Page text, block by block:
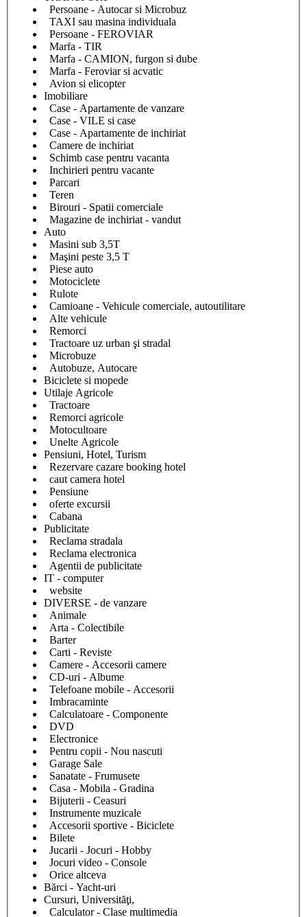
Persoane - Autocar si Microbuz
TAXI sau masina individuala
Persoane - FEROVIAR
Marfa - TIR
Marfa - CAMION, furgon si dube
Marfa - Feroviar si acvatic
Avion si elicopter
Imobiliare
Case - Apartamente de vanzare
Case - VILE si case
Case - Apartamente de inchiriat
Camere de inchiriat
Schimb case pentru vacanta
Inchirieri pentru vacante
Parcari
Teren
Birouri - Spatii comerciale
Magazine de inchiriat - vandut
Auto
Masini sub 3,5T
Maşini peste 3,5 T
Piese auto
Motociclete
Rulote
Camioane - Vehicule comerciale, autoutilitare
Alte vehicule
Remorci
Tractoare uz urban şi stradal
Microbuze
Autobuze, Autocare
Biciclete si mopede
Utilaje Agricole
Tractoare
Remorci agricole
Motocultoare
Unelte Agricole
Pensiuni, Hotel, Turism
Rezervare cazare booking hotel
caut camera hotel
Pensiune
oferte excursii
Cabana
Publicitate
Reclama stradala
Reclama electronica
Agentii de publicitate
IT - computer
website
DIVERSE - de vanzare
Animale
Arta - Colectibile
Barter
Carti - Reviste
Camere - Accesorii camere
CD-uri - Albume
Telefoane mobile - Accesorii
Imbracaminte
Calculatoare - Componente
DVD
Electronice
Pentru copii - Nou nascuti
Garage Sale
Sanatate - Frumusete
Casa - Mobila - Gradina
Bijuterii - Ceasuri
Instrumente muzicale
Accesorii sportive - Biciclete
Bilete
Jucarii - Jocuri - Hobby
Jocuri video - Console
Orice altceva
Bărci - Yacht-uri
Cursuri, Universităţi,
Calculator - Clase multimedia